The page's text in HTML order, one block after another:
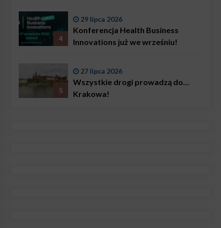
4
29 lipca 2026
Konferencja Health Business
Innovations już we wrześniu!
5
27 lipca 2026
Wszystkie drogi prowadzą do…
Krakowa!